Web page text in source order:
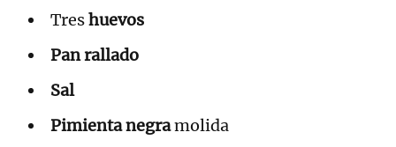
Treshuevos
Pan rallado
Sal
Pimienta negramolida